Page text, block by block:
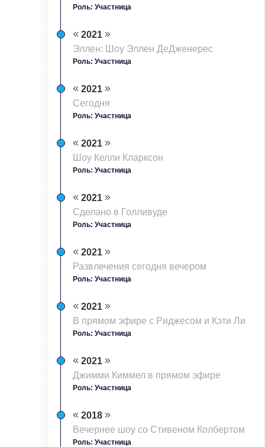
Роль: Участница
2021
Эллен: Шоу Эллен ДеДженерес
Роль: Участница
2021
Сегодня
Роль: Участница
2021
Шоу Келли Кларксон
Роль: Участница
2021
Сделано в Голливуде
Роль: Участница
2021
Развлечения сегодня вечером
Роль: Участница
2021
В прямом эфире с Риджесом и Кэти Ли
Роль: Участница
2021
Джимми Киммел в прямом эфире
Роль: Участница
2018
Вечернее шоу со Стивеном Колбертом
Роль: Участница